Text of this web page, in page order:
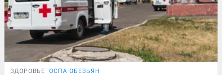
ЗДОРОВЬЕ ОСПА ОБЕЗЬЯН